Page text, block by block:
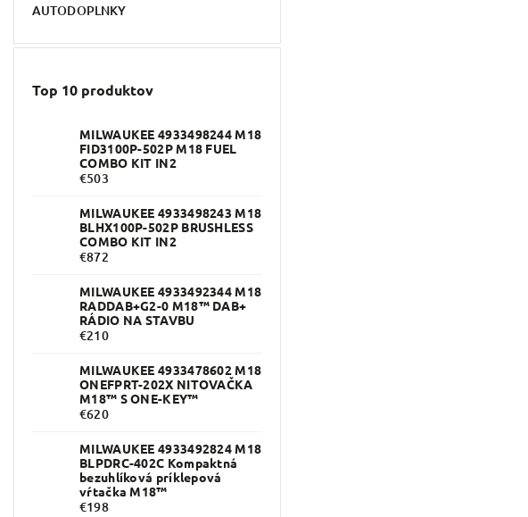
AUTODOPLNKY
Top 10 produktov
MILWAUKEE 4933498244 M18
FID3100P-502P M18 FUEL
COMBO KIT IN2
€503
MILWAUKEE 4933498243 M18
BLHX100P-502P BRUSHLESS
COMBO KIT IN2
€872
MILWAUKEE 4933492344 M18
RADDAB+G2-0 M18™ DAB+
RÁDIO NA STAVBU
€210
MILWAUKEE 4933478602 M18
ONEFPRT-202X NITOVAČKA
M18™ S ONE-KEY™
€620
MILWAUKEE 4933492824 M18
BLPDRC-402C Kompaktná
bezuhlíková príklepová
vŕtačka M18™
€198